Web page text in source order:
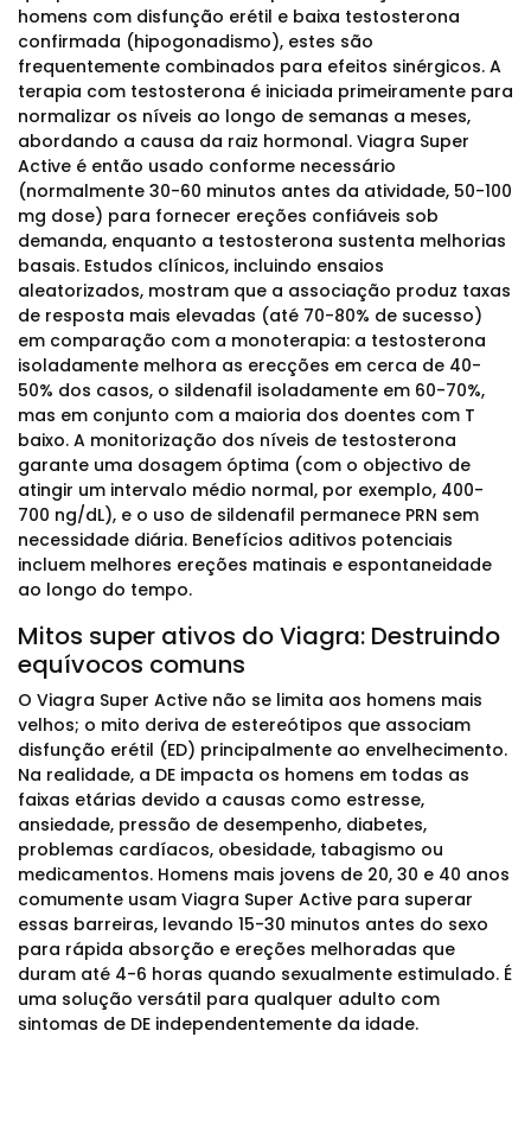
homens com disfunção erétil e baixa testosterona
confirmada (hipogonadismo), estes são
frequentemente combinados para efeitos sinérgicos. A
terapia com testosterona é iniciada primeiramente para
normalizar os níveis ao longo de semanas a meses,
abordando a causa da raiz hormonal. Viagra Super
Active é então usado conforme necessário
(normalmente 30-60 minutos antes da atividade, 50-100
mg dose) para fornecer ereções confiáveis sob
demanda, enquanto a testosterona sustenta melhorias
basais. Estudos clínicos, incluindo ensaios
aleatorizados, mostram que a associação produz taxas
de resposta mais elevadas (até 70-80% de sucesso)
em comparação com a monoterapia: a testosterona
isoladamente melhora as erecções em cerca de 40-
50% dos casos, o sildenafil isoladamente em 60-70%,
mas em conjunto com a maioria dos doentes com T
baixo. A monitorização dos níveis de testosterona
garante uma dosagem óptima (com o objectivo de
atingir um intervalo médio normal, por exemplo, 400-
700 ng/dL), e o uso de sildenafil permanece PRN sem
necessidade diária. Benefícios aditivos potenciais
incluem melhores ereções matinais e espontaneidade
ao longo do tempo.
Mitos super ativos do Viagra: Destruindo
equívocos comuns
O Viagra Super Active não se limita aos homens mais
velhos; o mito deriva de estereótipos que associam
disfunção erétil (ED) principalmente ao envelhecimento.
Na realidade, a DE impacta os homens em todas as
faixas etárias devido a causas como estresse,
ansiedade, pressão de desempenho, diabetes,
problemas cardíacos, obesidade, tabagismo ou
medicamentos. Homens mais jovens de 20, 30 e 40 anos
comumente usam Viagra Super Active para superar
essas barreiras, levando 15-30 minutos antes do sexo
para rápida absorção e ereções melhoradas que
duram até 4-6 horas quando sexualmente estimulado. É
uma solução versátil para qualquer adulto com
sintomas de DE independentemente da idade.